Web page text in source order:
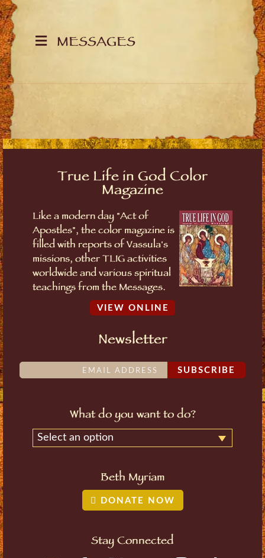
MESSAGES
True Life in God Color
Magazine
Like a modern day "Act of
Apostles", the color magazine is
filled with reports of Vassula's
missions, other TLIG activities
worldwide and various spiritual
teachings from the Messages.
VIEW ONLINE
Newsletter
SUBSCRIBE
What do you want to do?
Select an option
Beth Myriam
DONATE NOW
Stay Connected